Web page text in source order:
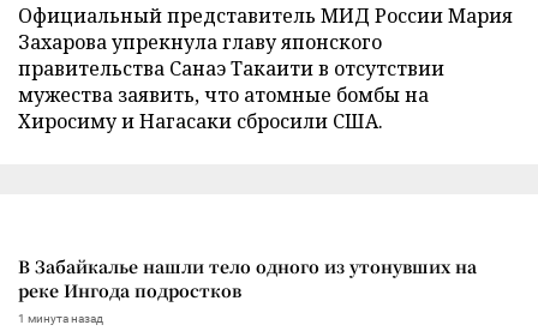
Официальный представитель МИД России Мария
Захарова упрекнула главу японского
правительства Санаэ Такаити в отсутствии
мужества заявить, что атомные бомбы на
Хиросиму и Нагасаки сбросили США.
В Забайкалье нашли тело одного из утонувших на
реке Ингода подростков
1 минута назад